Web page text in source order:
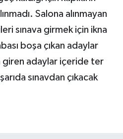
Salona alınmayan
sınava girmek için ikna
boşa çıkan adaylar
giren adaylar içeride ter
sınavdan çıkacak